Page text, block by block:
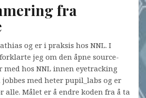
fra
og er i praksis hos NNL. I
jeg om den åpne source-
med hos NNL innen eyetracking
jobbes med heter pupil_labs og er
alle. Målet er å endre koden fra å ta